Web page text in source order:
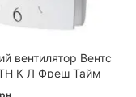
вентилятор Вентс
К Л Фреш Тайм